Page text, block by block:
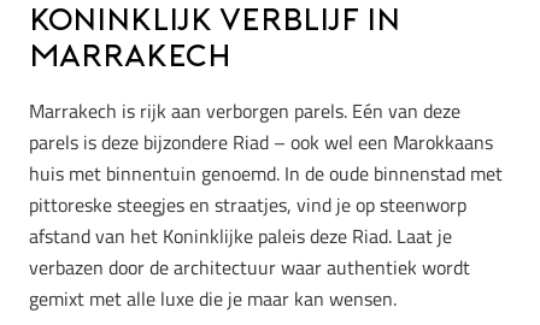
Koninklijk verblijf in
Marrakech
Marrakech is rijk aan verborgen parels. Eén van deze
parels is deze bijzondere Riad – ook wel een Marokkaans
huis met binnentuin genoemd. In de oude binnenstad met
pittoreske steegjes en straatjes, vind je op steenworp
afstand van het Koninklijke paleis deze Riad. Laat je
verbazen door de architectuur waar authentiek wordt
gemixt met alle luxe die je maar kan wensen.